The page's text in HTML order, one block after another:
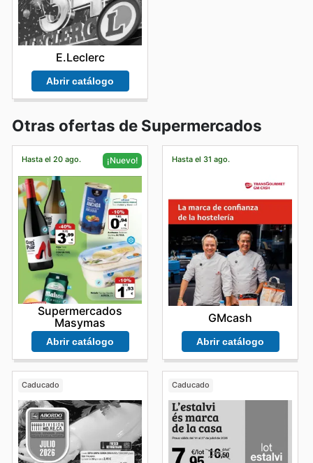
E.Leclerc
Abrir catálogo
Otras ofertas de Supermercados
Hasta el 20 ago. ¡Nuevo!
Supermercados
Masymas
Abrir catálogo
Hasta el 31 ago.
GMcash
Abrir catálogo
Caducado Caducado